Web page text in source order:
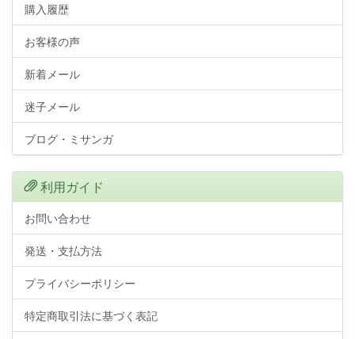
購入履歴
お客様の声
新着メール
迷子メール
ブログ・ミサンガ
利用ガイド
お問い合わせ
発送・支払方法
プライバシーポリシー
特定商取引法に基づく表記